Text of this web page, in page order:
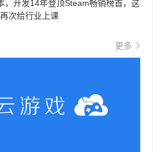
，开发14年登顶Steam畅销榜首，这
次给行业上课
更多